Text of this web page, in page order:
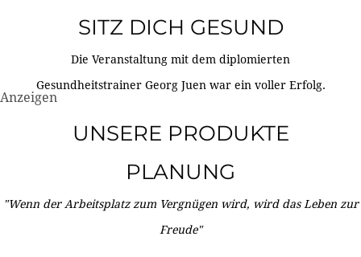
SITZ DICH GESUND
Die Veranstaltung mit dem diplomierten
Gesundheitstrainer Georg Juen war ein voller Erfolg.
Anzeigen
UNSERE PRODUKTE
PLANUNG
"Wenn der Arbeitsplatz zum Vergnügen wird, wird das Leben zur
Freude"